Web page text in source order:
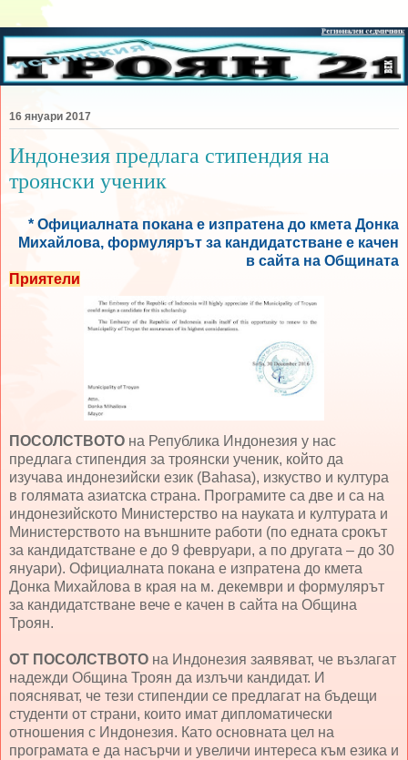
16 януари 2017
Индонезия предлага стипендия на
троянски ученик
* Официалната покана е изпратена до кмета Донка
Михайлова, формулярът за кандидатстване е качен
в сайта на Общината
Приятели
ПОСОЛСТВОТО на Република Индонезия у нас
предлага стипендия за троянски ученик, който да
изучава индонезийски език (Bahasa), изкуство и култура
в голямата азиатска страна. Програмите са две и са на
индонезийското Министерство на науката и културата и
Министерството на външните работи (по едната срокът
за кандидатстване е до 9 февруари, а по другата – до 30
януари). Официалната покана е изпратена до кмета
Донка Михайлова в края на м. декември и формулярът
за кандидатстване вече е качен в сайта на Община
Троян.
ОТ ПОСОЛСТВОТО на Индонезия заявяват, че възлагат
надежди Община Троян да излъчи кандидат. И
поясняват, че тези стипендии се предлагат на бъдещи
студенти от страни, които имат дипломатически
отношения с Индонезия. Като основната цел на
програмата е да насърчи и увеличи интереса към езика и